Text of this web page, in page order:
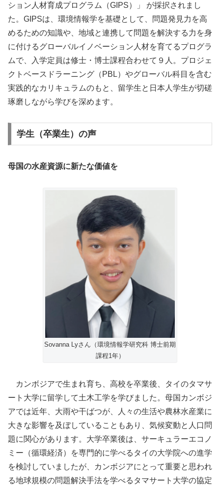
ション人材育成プログラム（GIPS）」 が採択されまし
た。GIPSは、環境情報学を基礎として、問題発見力を高
めるための知識や、地域と連携して問題を解決する力を身
に付けるグローバルイノベーション人材を育てるプログラ
ムで、入学定員は修士・博士課程合わせて９人。プロジェ
クトベースドラーニング（PBL）やグローバル科目を含む
実践的なカリキュラムのもと、留学生と日本人学生が切磋
琢磨しながら学びを深めます。
学生（卒業生）の声
母国の水産資源に新たな価値を
Sovanna Lyさん（環境情報学研究科 博士前期
課程1年）
カンボジアで生まれ育ち、高校を卒業後、タイのタマサ
ート大学に留学して土木工学を学びました。母国カンボジ
アでは近年、大雨や干ばつが、人々の生活や農林水産業に
大きな影響を及ぼしていることもあり、気候変動と人口問
題に関心があります。大学卒業後は、サーキュラーエコノ
ミー（循環経済）を専門的に学べるタイの大学院への進学
を検討していましたが、カンボジアにとって重要と思われ
る地球規模の問題解決手法を学べるタマサート大学の協定